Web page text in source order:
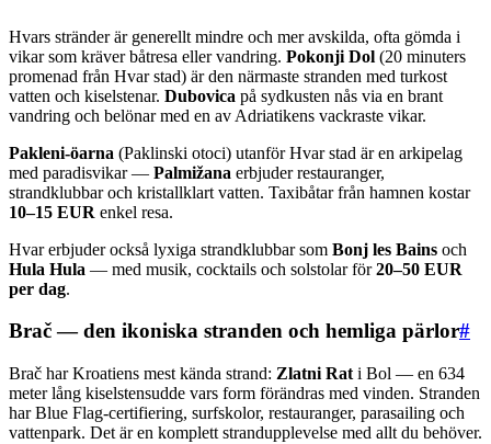
Hvars stränder är generellt mindre och mer avskilda, ofta gömda i
vikar som kräver båtresa eller vandring. Pokonji Dol (20 minuters
promenad från Hvar stad) är den närmaste stranden med turkost
vatten och kiselstenar. Dubovica på sydkusten nås via en brant
vandring och belönar med en av Adriatikens vackraste vikar.
Pakleni-öarna (Paklinski otoci) utanför Hvar stad är en arkipelag
med paradisvikar — Palmižana erbjuder restauranger,
strandklubbar och kristallklart vatten. Taxibåtar från hamnen kostar
10–15 EUR enkel resa.
Hvar erbjuder också lyxiga strandklubbar som Bonj les Bains och
Hula Hula — med musik, cocktails och solstolar för20–50 EUR
per dag.
Brač — den ikoniska stranden och hemliga pärlor#
Brač har Kroatiens mest kända strand: Zlatni Rat i Bol — en 634
meter lång kiselstensudde vars form förändras med vinden. Stranden
har Blue Flag-certifiering, surfskolor, restauranger, parasailing och
vattenpark. Det är en komplett strandupplevelse med allt du behöver.